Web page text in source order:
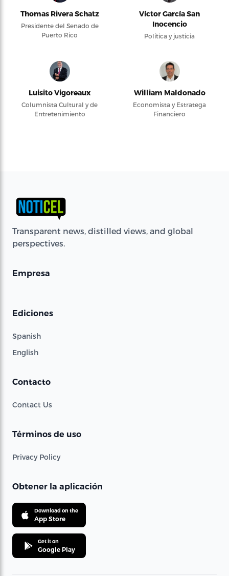
Thomas Rivera Schatz
Presidente del Senado de
Puerto Rico
Víctor García San
Inocencio
Política y justicia
Luisito Vigoreaux
Columnista Cultural y de
Entretenimiento
William Maldonado
Economista y Estratega
Financiero
Transparent news, distilled views, and global
perspectives.
Empresa
Ediciones
Spanish
English
Contacto
Contact Us
Términos de uso
Privacy Policy
Obtener la aplicación
Download on the
App Store
Get it on
Google Play